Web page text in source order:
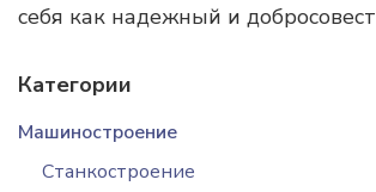
себя как надежный и
Категории
Машиностроение
Станкостроение